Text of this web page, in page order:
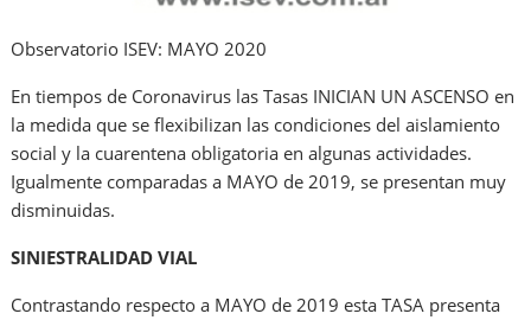
Observatorio ISEV: MAYO 2020
En tiempos de Coronavirus las Tasas INICIAN UN ASCENSO en
la medida que se flexibilizan las condiciones del aislamiento
social y la cuarentena obligatoria en algunas actividades.
Igualmente comparadas a MAYO de 2019, se presentan muy
disminuidas.
SINIESTRALIDAD VIAL
Contrastando respecto a MAYO de 2019 esta TASA presenta